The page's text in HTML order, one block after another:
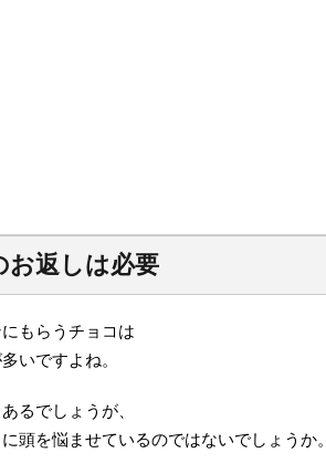
お返しは必要
もらうチョコは
いですよね。
るでしょうが、
頭を悩ませているのではないでしょうか。